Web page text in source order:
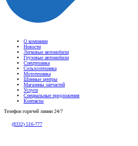
Новости
Легковые автомобили
Грузовые автомобили
Спецтехника
Сельхозтехника
Мототехника
Шинные центры
Магазины запчастей
Услуги
Специальные предложения
Контакты
Телефон горячей линии 24/7